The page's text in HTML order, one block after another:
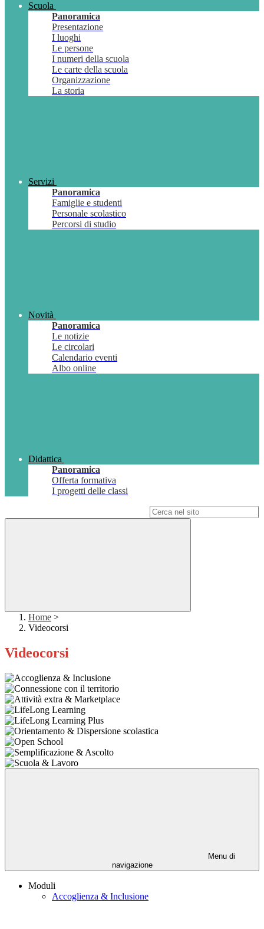
Scuola
Panoramica
Presentazione
I luoghi
Le persone
I numeri della scuola
Le carte della scuola
Organizzazione
La storia
Servizi
Panoramica
Famiglie e studenti
Personale scolastico
Percorsi di studio
Novità
Panoramica
Le notizie
Le circolari
Calendario eventi
Albo online
Didattica
Panoramica
Offerta formativa
I progetti delle classi
Home >
Videocorsi
Videocorsi
Menu di
navigazione
Moduli
Accoglienza & Inclusione